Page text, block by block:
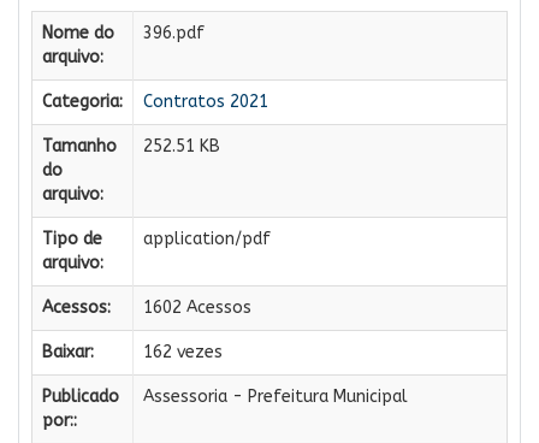
Nome do
arquivo:
396.pdf
Categoria: Contratos 2021
Tamanho
do
arquivo:
252.51 KB
Tipo de
arquivo:
application/pdf
Acessos: 1602 Acessos
Baixar: 162 vezes
Publicado
por::
Assessoria - Prefeitura Municipal